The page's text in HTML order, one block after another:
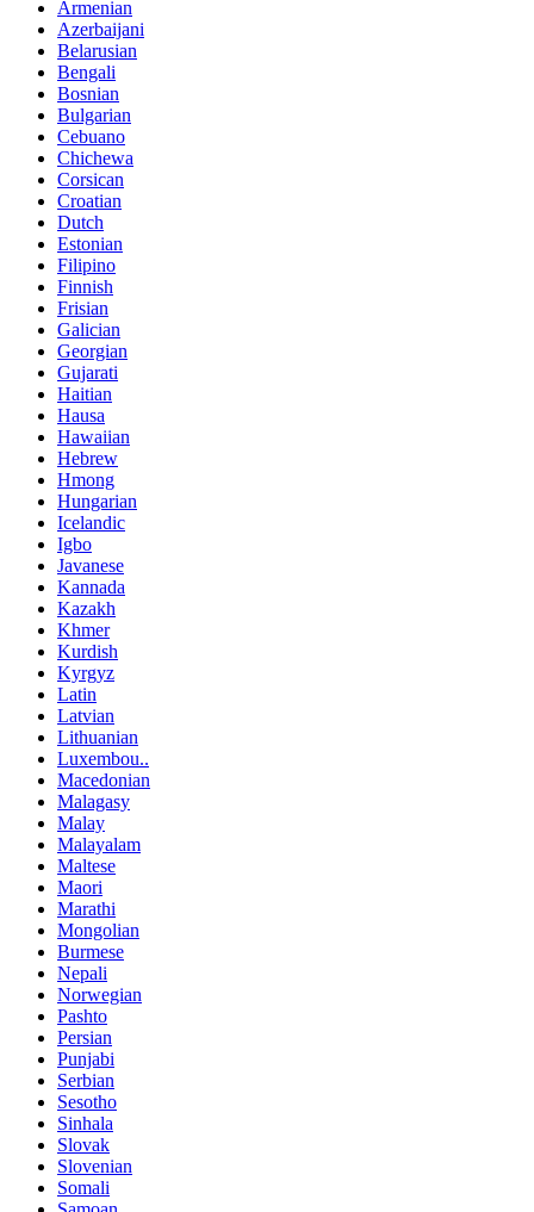
Armenian
Azerbaijani
Belarusian
Bengali
Bosnian
Bulgarian
Cebuano
Chichewa
Corsican
Croatian
Dutch
Estonian
Filipino
Finnish
Frisian
Galician
Georgian
Gujarati
Haitian
Hausa
Hawaiian
Hebrew
Hmong
Hungarian
Icelandic
Igbo
Javanese
Kannada
Kazakh
Khmer
Kurdish
Kyrgyz
Latin
Latvian
Lithuanian
Luxembou..
Macedonian
Malagasy
Malay
Malayalam
Maltese
Maori
Marathi
Mongolian
Burmese
Nepali
Norwegian
Pashto
Persian
Punjabi
Serbian
Sesotho
Sinhala
Slovak
Slovenian
Somali